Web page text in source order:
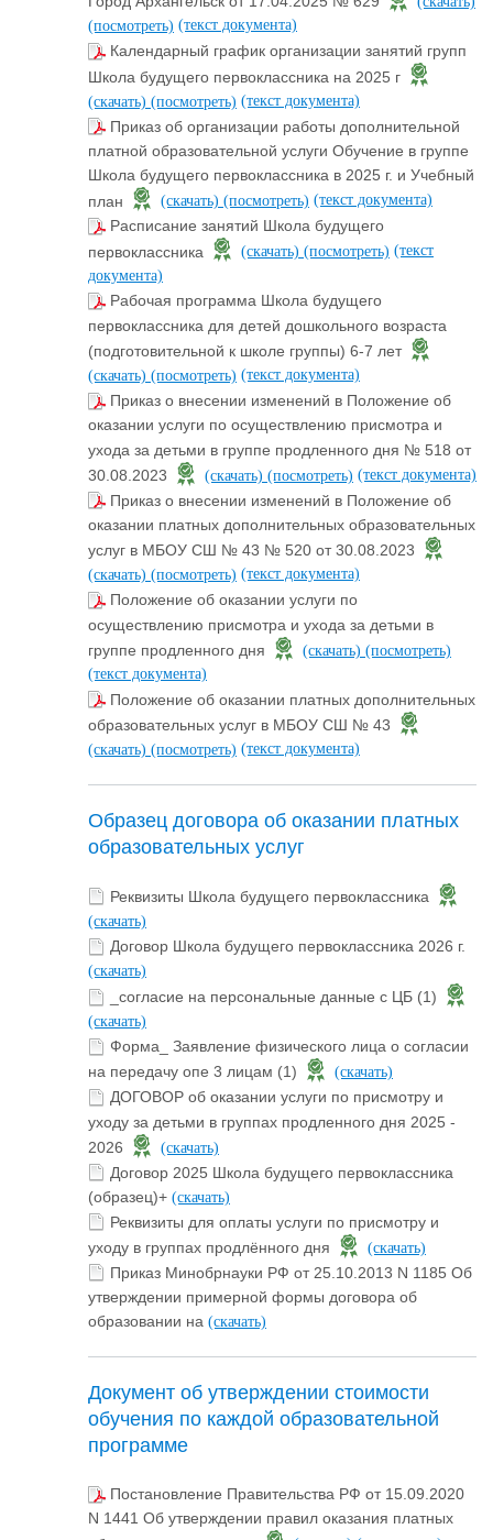
(посмотреть) (текст документа)
Календарный график организации занятий групп
Школа будущего первоклассника на 2025 г
(скачать) (посмотреть) (текст документа)
Приказ об организации работы дополнительной
платной образовательной услуги Обучение в группе
Школа будущего первоклассника в 2025 г. и Учебный
план
(скачать) (посмотреть) (текст документа)
Расписание занятий Школа будущего
первоклассника
(скачать) (посмотреть) (текст
документа)
Рабочая программа Школа будущего
первоклассника для детей дошкольного возраста
(подготовительной к школе группы) 6-7 лет
(скачать) (посмотреть) (текст документа)
Приказ о внесении изменений в Положение об
оказании услуги по осуществлению присмотра и
ухода за детьми в группе продленного дня № 518 от
30.08.2023
(скачать) (посмотреть) (текст документа)
Приказ о внесении изменений в Положение об
оказании платных дополнительных образовательных
услуг в МБОУ СШ № 43 № 520 от 30.08.2023
(скачать) (посмотреть) (текст документа)
Положение об оказании услуги по
осуществлению присмотра и ухода за детьми в
группе продленного дня
(скачать) (посмотреть)
(текст документа)
Положение об оказании платных дополнительных
образовательных услуг в МБОУ СШ № 43
(скачать) (посмотреть) (текст документа)
Образец договора об оказании платных
образовательных услуг
Реквизиты Школа будущего первоклассника
(скачать)
Договор Школа будущего первоклассника 2026 г.
(скачать)
_согласие на персональные данные с ЦБ (1)
(скачать)
Форма_ Заявление физического лица о согласии
на передачу опе 3 лицам (1)
(скачать)
ДОГОВОР об оказании услуги по присмотру и
уходу за детьми в группах продленного дня 2025 -
2026
(скачать)
Договор 2025 Школа будущего первоклассника
(образец)+ (скачать)
Реквизиты для оплаты услуги по присмотру и
уходу в группах продлённого дня
(скачать)
Приказ Минобрнауки РФ от 25.10.2013 N 1185 Об
утверждении примерной формы договора об
образовании на (скачать)
Документ об утверждении стоимости
обучения по каждой образовательной
программе
Постановление Правительства РФ от 15.09.2020
N 1441 Об утверждении правил оказания платных